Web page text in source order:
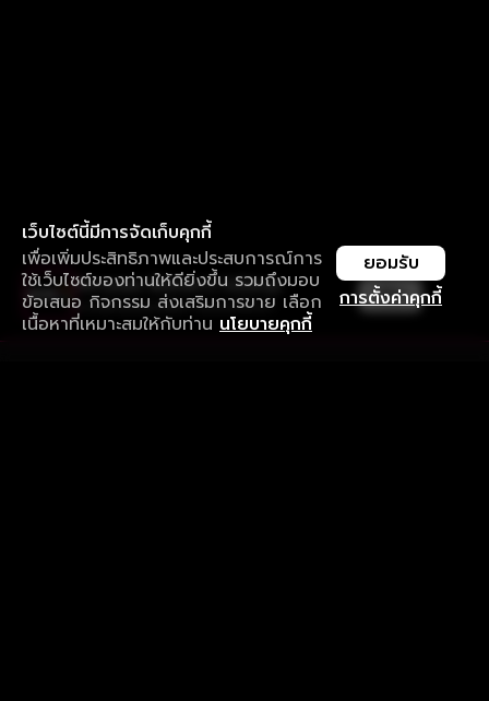
เว็บไซต์นี้มีการจัดเก็บคุกกี้
เพื่อเพิ่มประสิทธิภาพและประสบการณ์การ
ใช้เว็บไซต์ของท่านให้ดียิ่งขึ้น รวมถึงมอบ
ข้อเสนอ กิจกรรม ส่งเสริมการขาย เลือก
เนื้อหาที่เหมาะสมให้กับท่าน นโยบายคุกกี้
การตั้งค่าคุกกี้
ยอมรับ
ใช้งานแอป ลื่นไหลกว่า ไม่มีสะดุด
ดาวน์โหลดแอปเพื่อการรับชมที่ดีกว่า เปิด